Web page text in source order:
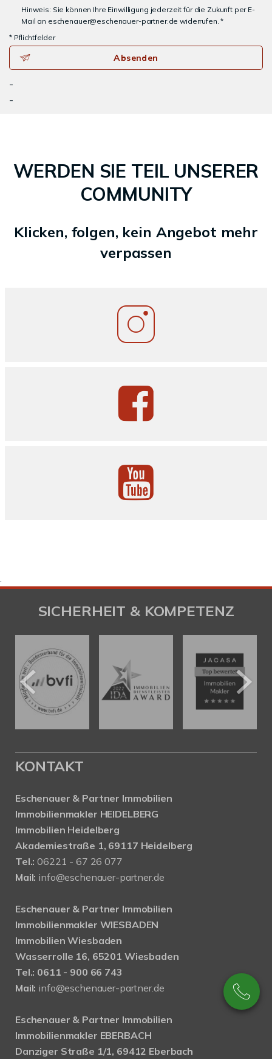
Hinweis: Sie können Ihre Einwilligung jederzeit für die Zukunft per E-
Mail an eschenauer@eschenauer-partner.de widerrufen. *
* Pflichtfelder
Absenden
-
-
WERDEN SIE TEIL UNSERER
COMMUNITY
Klicken, folgen, kein Angebot mehr
verpassen
.
SICHERHEIT & KOMPETENZ
KONTAKT
Eschenauer & Partner Immobilien
Immobilienmakler HEIDELBERG
Immobilien Heidelberg
Akademiestraße 1, 69117 Heidelberg
Tel.:06221 - 67 26 077
Mail: info@eschenauer-partner.de
Eschenauer & Partner Immobilien
Immobilienmakler WIESBADEN
Immobilien Wiesbaden
Wasserrolle 16, 65201 Wiesbaden
Tel.: 0611 - 900 66 743
Mail: info@eschenauer-partner.de
Eschenauer & Partner Immobilien
Immobilienmakler EBERBACH
Danziger Straße 1/1, 69412 Eberbach